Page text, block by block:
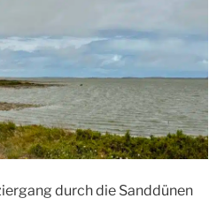
durch die Sanddünen